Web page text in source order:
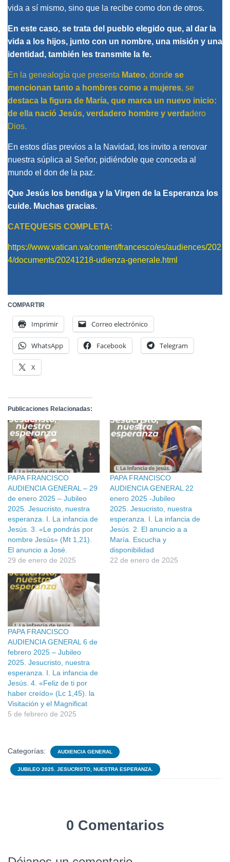
vida a sí mismo, sino que la recibe como don de otros.
En este caso, se trata del pueblo elegido que, al dar la
vida a los hijos, junto con un nombre, una misión y una
identidad, también les transmite la fe.
En la genealogía que presenta Mateo, donde se
mencionan tanto a hombres como a mujeres, se
destaca la figura de María, que marca un nuevo inicio:
de ella nació Jesús, verdadero hombre y verdadero
Dios.
En estos días previos a la Navidad, los invito a renovar
nuestra súplica al Señor, pidiéndole que conceda al
mundo el don de la paz.
Que Jesús los bendiga y la Virgen de la Esperanza los
cuide. Muchas gracias.
CATEQUESIS COMPLETA:
https://www.vatican.va/content/francesco/es/audiences/202
4/documents/20241218-udienza-generale.html
COMPARTIR
Imprimir Correo electrónico
WhatsApp Facebook Telegram
X
Publicaciones Relacionadas:
PAPA FRANCISCO
AUDIENCIA GENERAL – 29
de enero 2025 – Jubileo
2025. Jesucristo, nuestra
esperanza. I. La infancia de
Jesús. 3. «Le pondrás por
nombre Jesús» (Mt 1,21).
El anuncio a José.
29 de enero de 2025
PAPA FRANCISCO
AUDIENCIA GENERAL 22
enero 2025 -Jubileo
2025. Jesucristo, nuestra
esperanza. I. La infancia de
Jesús. 2. El anuncio a a
María. Escucha y
disponibilidad
22 de enero de 2025
PAPA FRANCISCO
AUDIENCIA GENERAL 6 de
febrero 2025 – Jubileo
2025. Jesucristo, nuestra
esperanza. I. La infancia de
Jesús. 4. «Feliz de ti por
haber creído» (Lc 1,45). la
Visitación y el Magnificat
5 de febrero de 2025
Categorías: AUDIENCIA GENERAL
JUBILEO 2025. JESUCRISTO, NUESTRA ESPERANZA.
0 Comentarios